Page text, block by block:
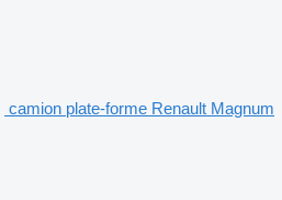
camion plate-forme Renault Magnum